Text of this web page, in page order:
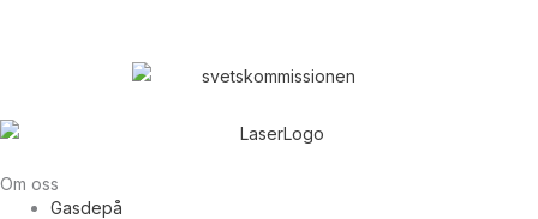
Om oss
Gasdepå